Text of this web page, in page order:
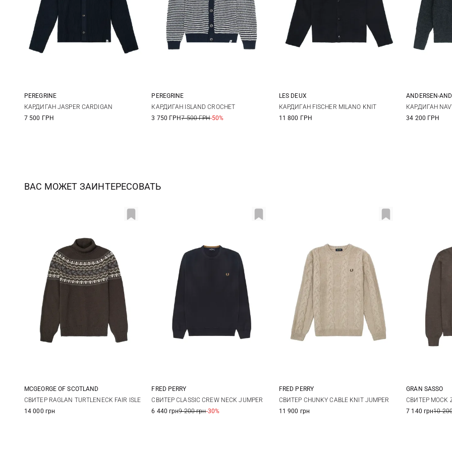
S M L
PEREGRINE
КАРДИГАН JASPER CARDIGAN
7 500 ГРН
M L XL
PEREGRINE
КАРДИГАН ISLAND CROCHET
3 750 ГРН7 500 ГРН-50%
M L XL
LES DEUX
КАРДИГАН FISCHER MILANO KNIT
11 800 ГРН
S
ANDERSEN-
КАРДИГАН
34 200 ГРН
ВАС МОЖЕТ ЗАИНТЕРЕСОВАТЬ
48 50 52 54
MCGEORGE OF SCOTLAND
СВИТЕР RAGLAN TURTLENECK FAIR ISLE
14 000 грн
S M L XL
FRED PERRY
СВИТЕР CLASSIC CREW NECK JUMPER
6 440 грн9 200 грн-30%
S M L XL
FRED PERRY
СВИТЕР CHUNKY CABLE KNIT JUMPER
11 900 грн
48
GRAN SASSO
СВИТЕР MOCK
7 140 грн10